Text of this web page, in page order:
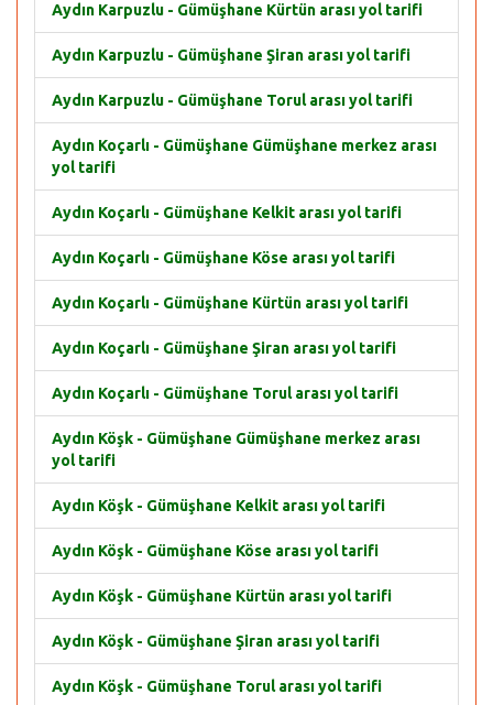
Aydın Karpuzlu - Gümüşhane Kürtün arası yol tarifi
Aydın Karpuzlu - Gümüşhane Şiran arası yol tarifi
Aydın Karpuzlu - Gümüşhane Torul arası yol tarifi
Aydın Koçarlı - Gümüşhane Gümüşhane merkez arası
yol tarifi
Aydın Koçarlı - Gümüşhane Kelkit arası yol tarifi
Aydın Koçarlı - Gümüşhane Köse arası yol tarifi
Aydın Koçarlı - Gümüşhane Kürtün arası yol tarifi
Aydın Koçarlı - Gümüşhane Şiran arası yol tarifi
Aydın Koçarlı - Gümüşhane Torul arası yol tarifi
Aydın Köşk - Gümüşhane Gümüşhane merkez arası
yol tarifi
Aydın Köşk - Gümüşhane Kelkit arası yol tarifi
Aydın Köşk - Gümüşhane Köse arası yol tarifi
Aydın Köşk - Gümüşhane Kürtün arası yol tarifi
Aydın Köşk - Gümüşhane Şiran arası yol tarifi
Aydın Köşk - Gümüşhane Torul arası yol tarifi